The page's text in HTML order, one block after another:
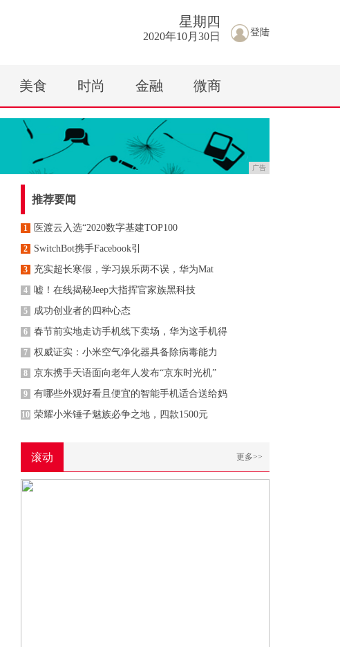
登陆
星期 四
2020年10月30日
美食 时尚 金融 微商
广告
推荐要闻
1 医渡云入选“2020数字基建TOP100
2 SwitchBot携手Facebook引
3 充实超长寒假，学习娱乐两不误，华为Mat
4 嘘！在线揭秘Jeep大指挥官家族黑科技
5 成功创业者的四种心态
6 春节前实地走访手机线下卖场，华为这手机得
7 权威证实：小米空气净化器具备除病毒能力
8 京东携手天语面向老年人发布“京东时光机”
9 有哪些外观好看且便宜的智能手机适合送给妈
10 荣耀小米锤子魅族必争之地，四款1500元
滚动 更多>>